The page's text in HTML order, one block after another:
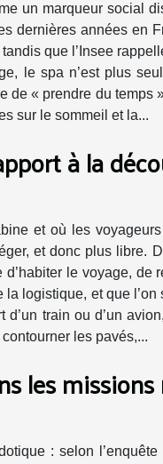
un marqueur social
dernières années en
que l’Insee
le spa n’est plus
de « prendre du temps
sur le sommeil et la...
à la
et où les
et donc plus libre.
le voyage, de
la logistique, et que
train ou d’un
les pavés,...
les
: selon